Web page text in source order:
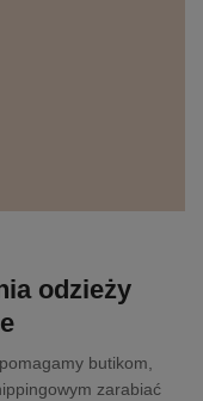
odzieży
butikom,
zarabiać